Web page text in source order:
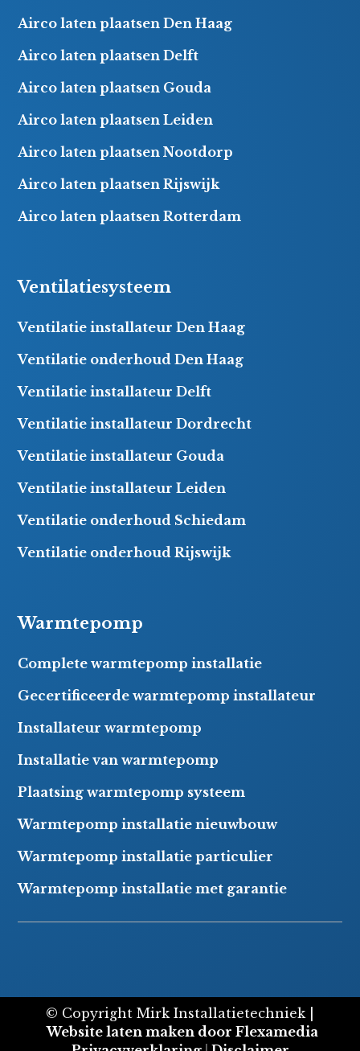
Airco laten plaatsen Den Haag
Airco laten plaatsen Delft
Airco laten plaatsen Gouda
Airco laten plaatsen Leiden
Airco laten plaatsen Nootdorp
Airco laten plaatsen Rijswijk
Airco laten plaatsen Rotterdam
Ventilatiesysteem
Ventilatie installateur Den Haag
Ventilatie onderhoud Den Haag
Ventilatie installateur Delft
Ventilatie installateur Dordrecht
Ventilatie installateur Gouda
Ventilatie installateur Leiden
Ventilatie onderhoud Schiedam
Ventilatie onderhoud Rijswijk
Warmtepomp
Complete warmtepomp installatie
Gecertificeerde warmtepomp installateur
Installateur warmtepomp
Installatie van warmtepomp
Plaatsing warmtepomp systeem
Warmtepomp installatie nieuwbouw
Warmtepomp installatie particulier
Warmtepomp installatie met garantie
© Copyright Mirk Installatietechniek |
Website laten maken door Flexamedia